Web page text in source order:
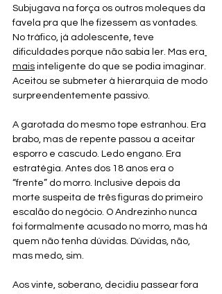
Subjugava na força os outros moleques da
favela pra que lhe fizessem as vontades.
No tráfico, já adolescente, teve
dificuldades porque não sabia ler. Mas era
mais inteligente do que se podia imaginar.
Aceitou se submeter à hierarquia de modo
surpreendentemente passivo.
A garotada do mesmo tope estranhou. Era
brabo, mas de repente passou a aceitar
esporro e cascudo. Ledo engano. Era
estratégia. Antes dos 18 anos era o
“frente” do morro. Inclusive depois da
morte suspeita de três figuras do primeiro
escalão do negócio. O Andrezinho nunca
foi formalmente acusado no morro, mas há
quem não tenha dúvidas. Dúvidas, não,
mas medo, sim.
Aos vinte, soberano, decidiu passear fora